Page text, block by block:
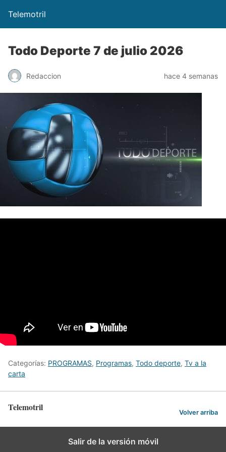
Telemotril
Todo Deporte 7 de julio 2026
Redaccion hace 4 semanas
Categorías: PROGRAMAS, Programas, Todo deporte, Tv a la
carta
Telemotril Volver arriba
Salir de la versión móvil